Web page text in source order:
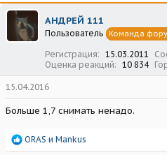
ц
и
и
АНДРЕЙ 111
Пользователь Команда
Регистрация 15.03.2011
Оценка реакций
10 834
15.04.2016
Больше 1,7 снимать ненадо.
Р
ORAS и Mankus